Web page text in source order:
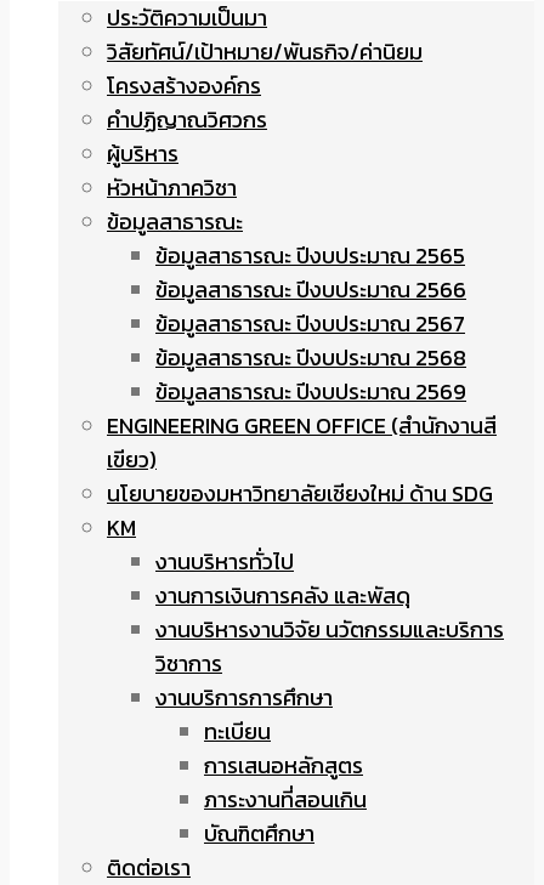
ประวัติความเป็นมา
วิสัยทัศน์/เป้าหมาย/พันธกิจ/ค่านิยม
โครงสร้างองค์กร
คำปฏิญาณวิศวกร
ผู้บริหาร
หัวหน้าภาควิชา
ข้อมูลสาธารณะ
ข้อมูลสาธารณะ ปีงบประมาณ 2565
ข้อมูลสาธารณะ ปีงบประมาณ 2566
ข้อมูลสาธารณะ ปีงบประมาณ 2567
ข้อมูลสาธารณะ ปีงบประมาณ 2568
ข้อมูลสาธารณะ ปีงบประมาณ 2569
ENGINEERING GREEN OFFICE (สำนักงานสี
เขียว)
นโยบายของมหาวิทยาลัยเชียงใหม่ ด้าน SDG
KM
งานบริหารทั่วไป
งานการเงินการคลัง และพัสดุ
งานบริหารงานวิจัย นวัตกรรมและบริการ
วิชาการ
งานบริการการศึกษา
ทะเบียน
การเสนอหลักสูตร
ภาระงานที่สอนเกิน
บัณฑิตศึกษา
ติดต่อเรา